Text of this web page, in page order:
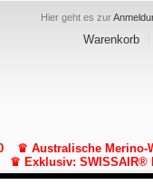
Hier geht es zur
Warenkorb
♛ Australische Merino-
♛ Exklusiv: SWISSAIR®